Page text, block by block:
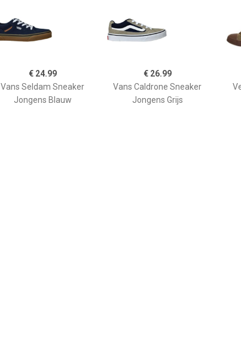
€ 24.99
Vans Seldam Sneaker
Jongens Blauw
€ 26.99
Vans Caldrone Sneaker
Jongens Grijs